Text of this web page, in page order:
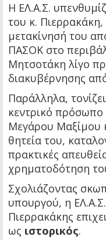
Η ΕΛ.Α.Σ.
του κ.
μετακίνησή του
ΠΑΣΟΚ στο
Μητσοτάκη λίγο
διακυβέρνησης
Παράλληλα,
κεντρικό πρόσωπο
Μεγάρου Μαξίμου
θητεία του,
πρακτικές
χρηματοδότηση
Σχολιάζοντας
υπουργού, η
Πιερρακάκης
ως ιστορικός.